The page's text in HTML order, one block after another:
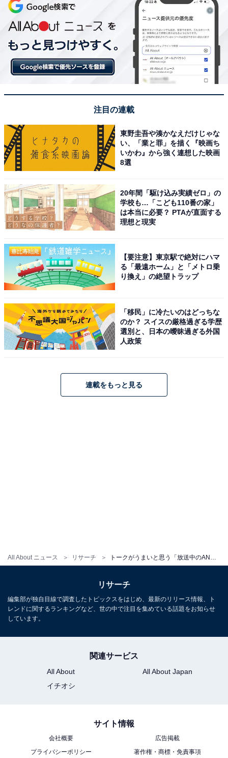
All About ニュース リサーチ トークがうまいと思う「放送中のANNパーソナリティー」ランキング！ 1位「オードリー」、2位は？
注目の連載
東野圭吾や湊かなえだけじゃな
い、「業と罪」を描く『映画ち
いかわ』から強く連想した映画
8選
20年間「駆け込み実績ゼロ」の
学校も…「こども110番の家」
は本当に必要？ PTAが直面する
理想と現実
【要注意】東京駅で絶対にハマ
る「最遠ホーム」と「メトロ乗
り換え」の絶望トラップ
「移民」に冷たいのはどっちな
のか？ スイスの厳格過ぎる学歴
選別と、日本の曖昧過ぎる外国
人政策
連載をもっと見る
リサーチ
編集部が独自目線で調査したトピックスをはじめ、最新のリリース情報、ト
レンドに関するランキングなど、世の中で注目を集めている話題をお知らせ
しています。
関連サービス
All About
All About Japan
イチオシ
サイト情報
会社概要
広告掲載
プライバシーポリシー
著作権・商標・免責事項